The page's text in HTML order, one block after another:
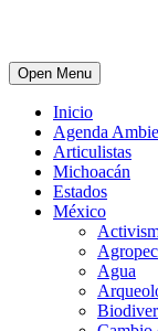
Open Menu
Inicio
Agenda
Articulistas
Michoacán
Estados
México
Agua